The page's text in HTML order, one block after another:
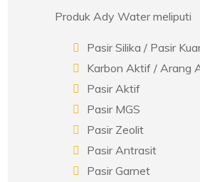
Produk Ady Water meliputi
Pasir Silika / Pasir
Karbon Aktif / Arang
Pasir Aktif
Pasir MGS
Pasir Zeolit
Pasir Antrasit
Pasir Garnet